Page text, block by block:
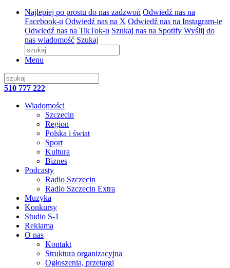
Najlepiej po prostu do nas zadzwoń Odwiedź nas na
Facebook-u Odwiedź nas na X Odwiedź nas na Instagram-ie
Odwiedź nas na TikTok-u Szukaj nas na Spotify Wyślij do
nas wiadomość Szukaj
Menu
510 777 222
Wiadomości
Szczecin
Region
Polska i świat
Sport
Kultura
Biznes
Podcasty
Radio Szczecin
Radio Szczecin Extra
Muzyka
Konkursy
Studio S-1
Reklama
O nas
Kontakt
Struktura organizacyjna
Ogłoszenia, przetargi